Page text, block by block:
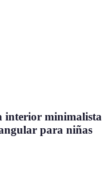
interior minimalista
para niñas